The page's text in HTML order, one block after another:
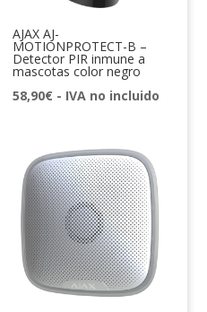
AJAX AJ-
MOTIONPROTECT-B –
Detector PIR inmune a
mascotas color negro
58,90€ - IVA no incluido